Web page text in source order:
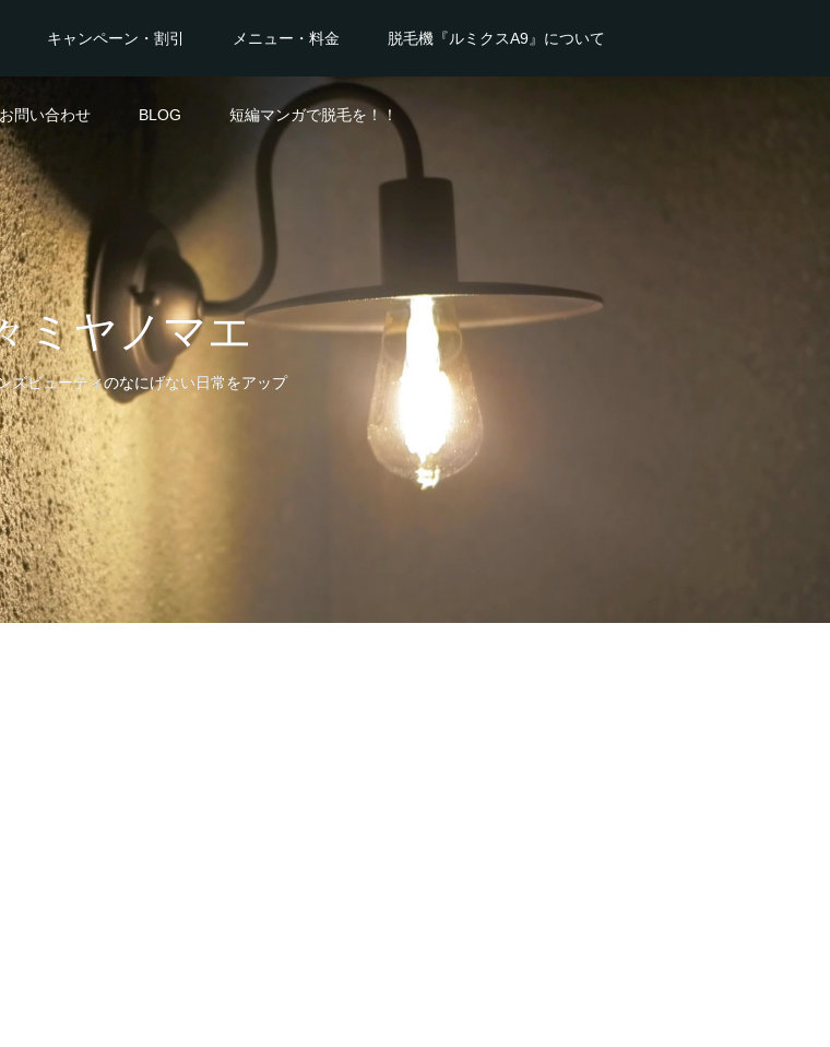
キャンペーン・割引 メニュー・料金 脱毛機『ルミクスA9』について
問い合わせ BLOG 短編マンガで脱毛を！！
ミヤノマエ
ズビューティのなにげない日常をアップ